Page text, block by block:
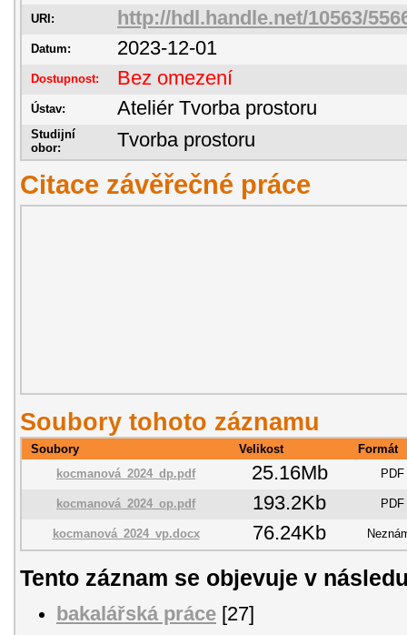
URI: http://hdl.handle.net/10563/
Datum: 2023-12-01
Dostupnost: Bez omezení
Ústav: Ateliér Tvorba prostoru
Studijní
obor:
Tvorba prostoru
Citace závěřečné práce
Soubory tohoto záznamu
Soubory Velikost
Formát
kocmanová_2024_dp.pdf
25.16Mb PDF
kocmanová_2024_op.pdf 193.2Kb PDF
kocmanová_2024_vp.docx 76.24Kb
Tento záznam se objevuje v
bakalářská práce [27]